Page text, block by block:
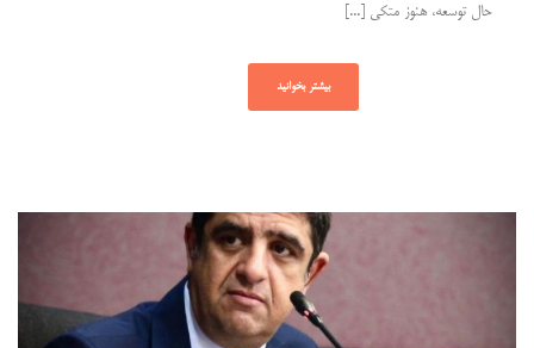
حال توسعه، هنوز متکی [...]
بیشتر بخوانید